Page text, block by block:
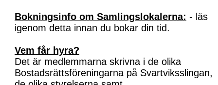
Bokningsinfo om Samlingslokalerna: - läs
igenom detta innan du bokar din tid.
Vem får hyra?
Det är medlemmarna skrivna i de olika
Bostadsrättsföreningarna på Svartviksslingan,